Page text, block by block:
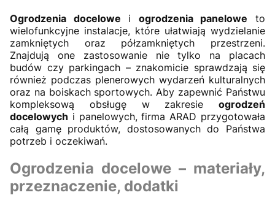
Ogrodzenia docelowe i ogrodzenia panelowe to
wielofunkcyjne instalacje, które ułatwiają wydzielanie
zamkniętych oraz półzamkniętych przestrzeni.
Znajdują one zastosowanie nie tylko na placach
budów czy parkingach – znakomicie sprawdzają się
również podczas plenerowych wydarzeń kulturalnych
oraz na boiskach sportowych. Aby zapewnić Państwu
kompleksową obsługę w zakresie ogrodzeń
docelowych i panelowych, firma ARAD przygotowała
całą gamę produktów, dostosowanych do Państwa
potrzeb i oczekiwań.
Ogrodzenia docelowe – materiały,
przeznaczenie, dodatki